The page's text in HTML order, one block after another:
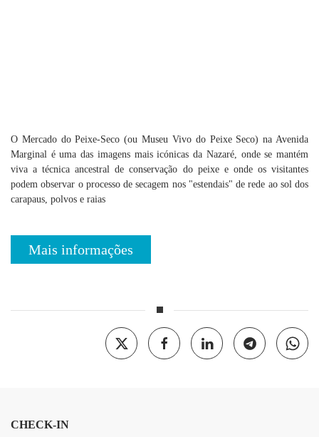
O Mercado do Peixe-Seco (ou Museu Vivo do Peixe Seco) na Avenida
Marginal é uma das imagens mais icónicas da Nazaré, onde se mantém
viva a técnica ancestral de conservação do peixe e onde os visitantes
podem observar o processo de secagem nos "estendais" de rede ao sol dos
carapaus, polvos e raias
Mais informações
CHECK-IN